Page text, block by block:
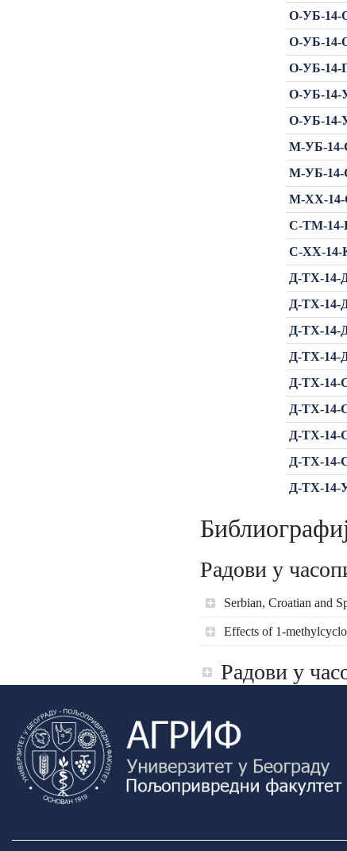
О-УБ-14-
О-УБ-14-
О-УБ-14-
О-УБ-14-
О-УБ-14-
М-УБ-14-
М-УБ-14-
М-ХХ-14-
C-ТМ-14-
C-ХХ-14-
Д-ТХ-14-
Д-ТХ-14-
Д-ТХ-14-
Д-ТХ-14-
Д-ТХ-14-
Д-ТХ-14-
Д-ТХ-14-
Д-ТХ-14-
Д-ТХ-14-
Радови у
Serbian, Croatian and
Effects of 1-
Радови у